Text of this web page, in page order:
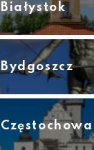
Białystok
Bydgoszcz
Częstochowa